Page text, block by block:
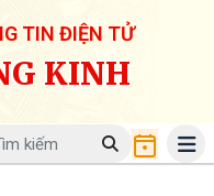
TIN ĐIỆN TỬ
KINH